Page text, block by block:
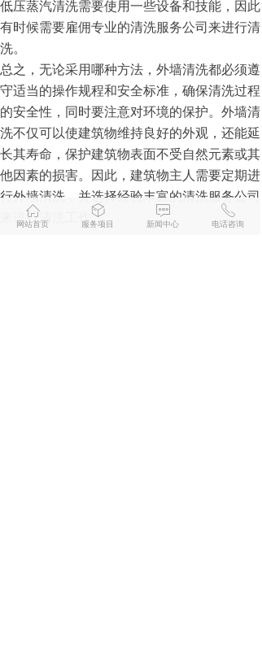
低压蒸汽清洗需要使用一些设备和技能，因此
有时候需要雇佣专业的清洗服务公司来进行清
洗。
总之，无论采用哪种方法，外墙清洗都必须遵
守适当的操作规程和安全标准，确保清洗过程
的安全性，同时要注意对环境的保护。外墙清
洗不仅可以使建筑物维持良好的外观，还能延
长其寿命，保护建筑物表面不受自然元素或其
他因素的损害。因此，建筑物主人需要定期进
行外墙清洗，并选择经验丰富的清洗服务公司
来进行清洗工作。
ꀇ
网站首页
ꁦ
服务项目
ꁳ
新闻中心
ꂅ
电话咨询